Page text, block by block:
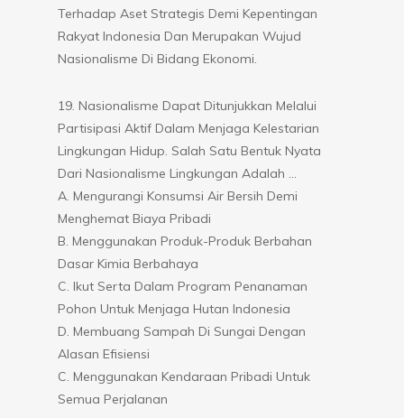
Terhadap Aset Strategis Demi Kepentingan
Rakyat Indonesia Dan Merupakan Wujud
Nasionalisme Di Bidang Ekonomi.
19. Nasionalisme Dapat Ditunjukkan Melalui
Partisipasi Aktif Dalam Menjaga Kelestarian
Lingkungan Hidup. Salah Satu Bentuk Nyata
Dari Nasionalisme Lingkungan Adalah …
A. Mengurangi Konsumsi Air Bersih Demi
Menghemat Biaya Pribadi
B. Menggunakan Produk-Produk Berbahan
Dasar Kimia Berbahaya
C. Ikut Serta Dalam Program Penanaman
Pohon Untuk Menjaga Hutan Indonesia
D. Membuang Sampah Di Sungai Dengan
Alasan Efisiensi
C. Menggunakan Kendaraan Pribadi Untuk
Semua Perjalanan